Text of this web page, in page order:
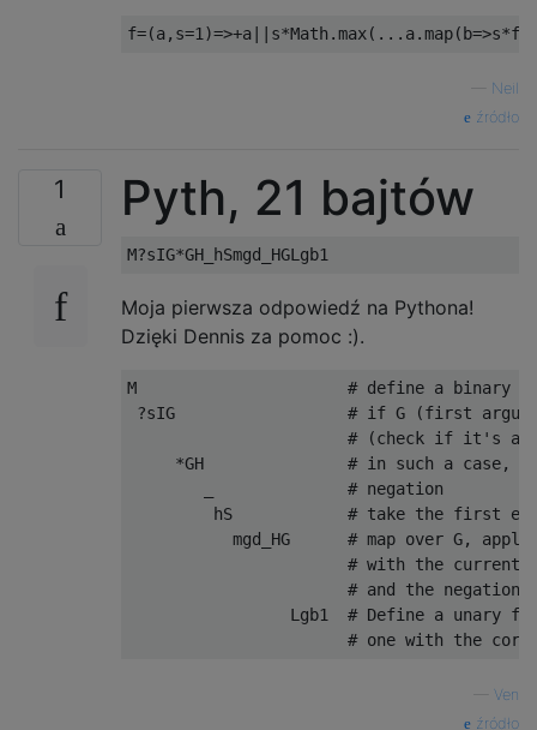
Neil
źródło
1 Pyth, 21 bajtów
Moja pierwsza odpowiedź na Pythona!
Dzięki Dennis za pomoc :).
M                      # define a binary
?sIG                  # if G (first
# (check if it's
*GH               # in such a case,
        _              # negation
hS            # take the first
mgd_HG      # map over G,
# with the current
# and the negation
Lgb1  # Define a unary
Ven
źródło